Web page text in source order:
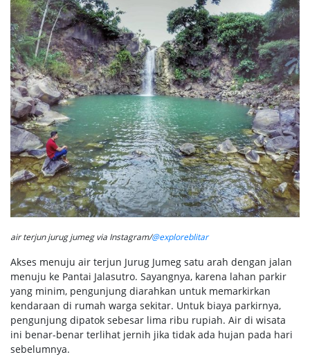
air terjun jurug jumeg via Instagram/@exploreblitar
Akses menuju air terjun Jurug Jumeg satu arah dengan jalan
menuju ke Pantai Jalasutro. Sayangnya, karena lahan parkir
yang minim, pengunjung diarahkan untuk memarkirkan
kendaraan di rumah warga sekitar. Untuk biaya parkirnya,
pengunjung dipatok sebesar lima ribu rupiah. Air di wisata
ini benar-benar terlihat jernih jika tidak ada hujan pada hari
sebelumnya.